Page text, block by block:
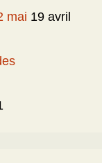
mai 19 avril